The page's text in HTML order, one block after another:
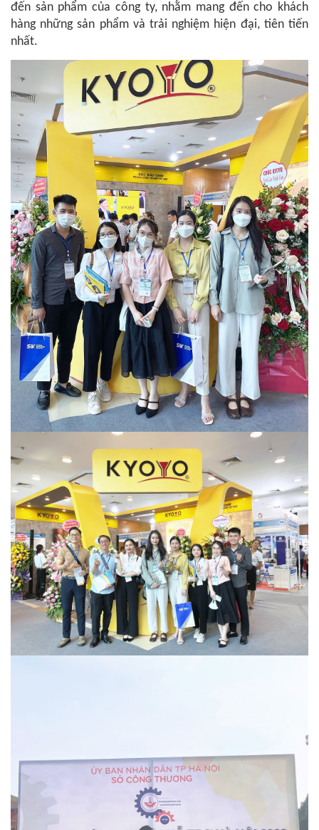
đến sản phẩm của công ty, nhằm mang đến cho khách
hàng những sản phẩm và trải nghiệm hiện đại, tiên tiến
nhất.